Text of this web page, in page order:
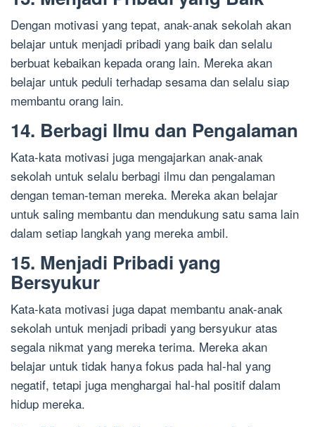
Dengan motivasi yang tepat, anak-anak sekolah akan
belajar untuk menjadi pribadi yang baik dan selalu
berbuat kebaikan kepada orang lain. Mereka akan
belajar untuk peduli terhadap sesama dan selalu siap
membantu orang lain.
14. Berbagi Ilmu dan Pengalaman
Kata-kata motivasi juga mengajarkan anak-anak
sekolah untuk selalu berbagi ilmu dan pengalaman
dengan teman-teman mereka. Mereka akan belajar
untuk saling membantu dan mendukung satu sama lain
dalam setiap langkah yang mereka ambil.
15. Menjadi Pribadi yang
Bersyukur
Kata-kata motivasi juga dapat membantu anak-anak
sekolah untuk menjadi pribadi yang bersyukur atas
segala nikmat yang mereka terima. Mereka akan
belajar untuk tidak hanya fokus pada hal-hal yang
negatif, tetapi juga menghargai hal-hal positif dalam
hidup mereka.